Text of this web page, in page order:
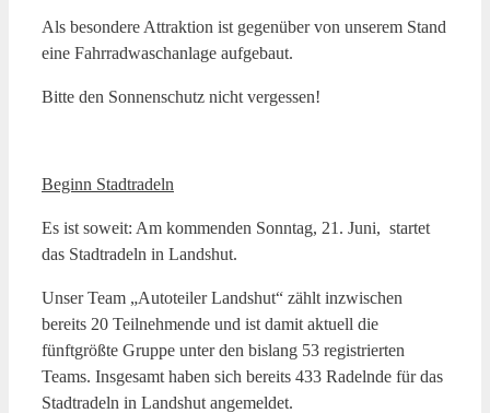
Als besondere Attraktion ist gegenüber von unserem Stand
eine Fahrradwaschanlage aufgebaut.
Bitte den Sonnenschutz nicht vergessen!
Beginn Stadtradeln
Es ist soweit: Am kommenden Sonntag, 21. Juni, startet
das Stadtradeln in Landshut.
Unser Team „Autoteiler Landshut“ zählt inzwischen
bereits 20 Teilnehmende und ist damit aktuell die
fünftgrößte Gruppe unter den bislang 53 registrierten
Teams. Insgesamt haben sich bereits 433 Radelnde für das
Stadtradeln in Landshut angemeldet.